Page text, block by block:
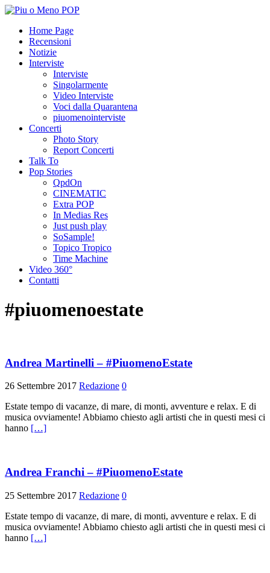
Home Page
Recensioni
Notizie
Interviste
Interviste
Singolarmente
Video Interviste
Voci dalla Quarantena
piuomenointerviste
Concerti
Photo Story
Report Concerti
Talk To
Pop Stories
QpdOn
CINEMATIC
Extra POP
In Medias Res
Just push play
SoSample!
Topico Tropico
Time Machine
Video 360°
Contatti
#piuomenoestate
Andrea Martinelli – #PiuomenoEstate
26 Settembre 2017 Redazione 0
Estate tempo di vacanze, di mare, di monti, avventure e relax. E di
musica ovviamente! Abbiamo chiesto agli artisti che in questi mesi ci
hanno […]
Andrea Franchi – #PiuomenoEstate
25 Settembre 2017 Redazione 0
Estate tempo di vacanze, di mare, di monti, avventure e relax. E di
musica ovviamente! Abbiamo chiesto agli artisti che in questi mesi ci
hanno […]